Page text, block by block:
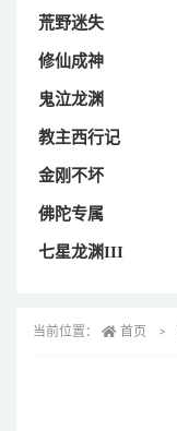
荒野迷失
修仙成神
鬼泣龙渊
教主西行记
金刚不坏
佛陀专属
七星龙渊III
当前位置： 首页